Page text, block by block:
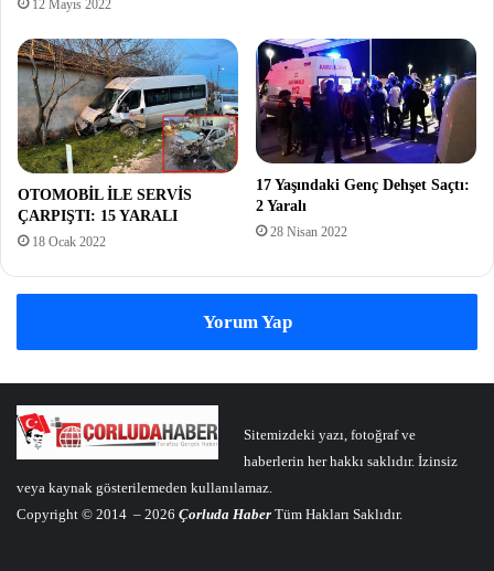
12 Mayıs 2022
OTOMOBİL İLE SERVİS
ÇARPIŞTI: 15 YARALI
18 Ocak 2022
17 Yaşındaki Genç Dehşet Saçtı:
2 Yaralı
28 Nisan 2022
Yorum Yap
Sitemizdeki yazı, fotoğraf ve
haberlerin her hakkı saklıdır. İzinsiz
veya kaynak gösterilemeden kullanılamaz.
Copyright © 2014 – 2026 Çorluda Haber Tüm Hakları Saklıdır.